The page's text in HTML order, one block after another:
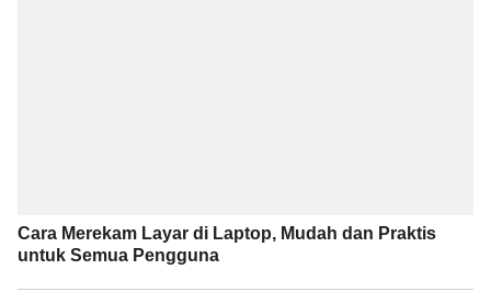
Cara Merekam Layar di Laptop, Mudah dan Praktis
untuk Semua Pengguna